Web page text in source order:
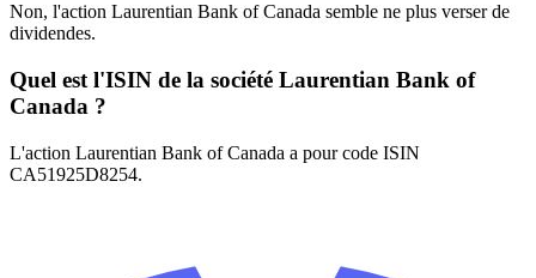
Non, l'action Laurentian Bank of Canada semble ne plus verser de
dividendes.
Quel est l'ISIN de la société Laurentian Bank of
Canada ?
L'action Laurentian Bank of Canada a pour code ISIN
CA51925D8254.